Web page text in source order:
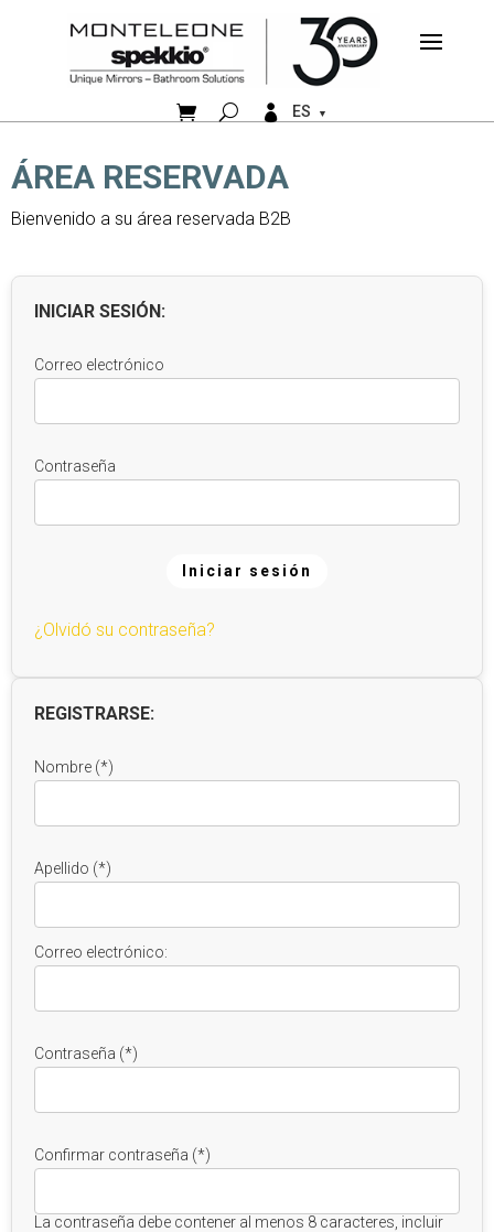
  ES
ÁREA RESERVADA
Bienvenido a su área reservada B2B
INICIAR SESIÓN:
Correo electrónico
Contraseña
Iniciar sesión
¿Olvidó su contraseña?
t
r
a
i
e
:
REGISTRARSE:
Nombre (*)
Apellido (*)
Correo electrónico:
Contraseña (*)
Confirmar contraseña (*)
La contraseña debe contener al menos 8 caracteres, incluir